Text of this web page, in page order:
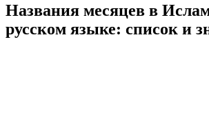
Названия месяцев в
русском языке: список и